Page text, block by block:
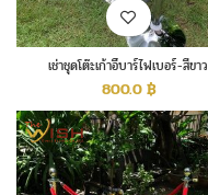
เช่าชุดโต๊ะเก้าอี้บาร์ไฟเบอร์-สีขาว
800.0฿